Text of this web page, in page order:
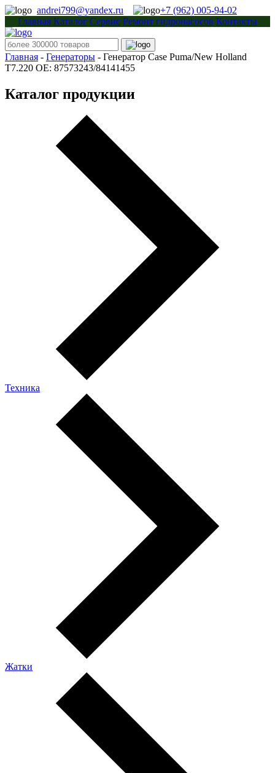
andrei799@yandex.ru
+7 (962) 005-94-02
Главная Каталог Сервис Ремонт гидронасосов Контакты
Главная - Генераторы - Генератор Case Puma/New Holland
T7.220 OE: 87573243/84141455
Каталог продукции
Техника
Жатки